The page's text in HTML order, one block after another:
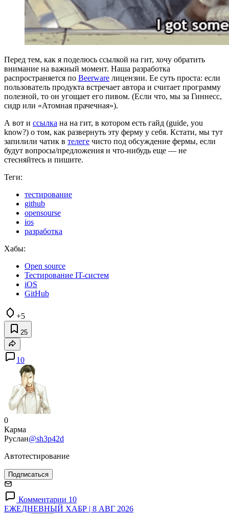
Перед тем, как я поделюсь ссылкой на гит, хочу обратить
внимание на важный момент. Наша разработка
распространяется по Beerware лицензии. Ее суть проста: если
пользователь продукта встречает автора и считает программу
полезной, то он угощает его пивом. (Если что, мы за Гиннесс,
сидр или «Атомная прачечная»).
А вот и ссылка на на гит, в котором есть гайд (guide, you
know?) о том, как развернуть эту ферму у себя. Кстати, мы тут
запилили чатик в телеге чисто под обсуждение фермы, если
будут вопросы/предложения и что-нибудь еще — не
стесняйтесь и пишите.
Теги:
тестирование
github
opensourse
ios
разработка
Хабы:
Open source
Тестирование IT-систем
iOS
GitHub
+5
25
10
0
Карма
Руслан@sh3p42d
Автотестирование
Подписаться
Комментарии 10
ЕЖЕДНЕВНЫЙ ХАБР | 8 АВГ 2026